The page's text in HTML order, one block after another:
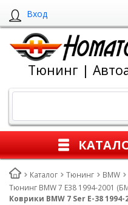
Вход
Тюнинг |
Каталог Тюнинг
BMW
Тюнинг BMW 7 E38 1994-2001
Коврики BMW 7 Ser E-38